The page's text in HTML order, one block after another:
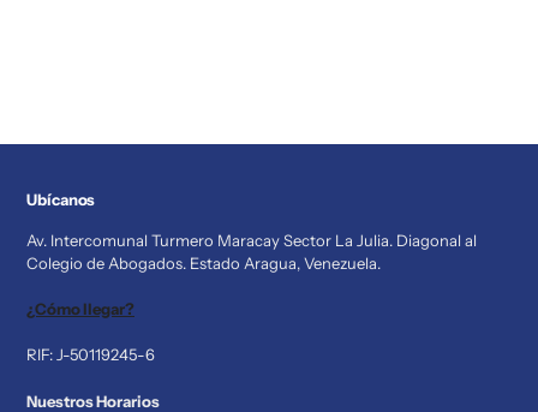
Ubícanos
Av. Intercomunal Turmero Maracay Sector La Julia. Diagonal al
Colegio de Abogados. Estado Aragua, Venezuela.
¿Cómo llegar?
RIF: J-50119245-6
Nuestros Horarios